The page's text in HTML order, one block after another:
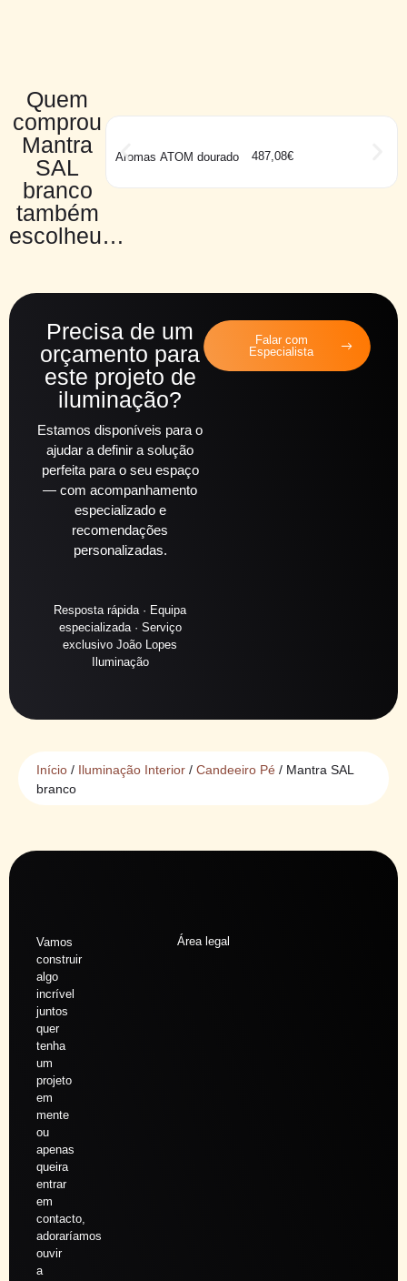
Quem
comprou
Mantra
SAL
branco
também
escolheu…
Aromas ATOM dourado 487,08€
Precisa de um
orçamento para
este projeto de
iluminação?
Estamos disponíveis para o
ajudar a definir a solução
perfeita para o seu espaço
— com acompanhamento
especializado e
recomendações
personalizadas.
Resposta rápida · Equipa
especializada · Serviço
exclusivo João Lopes
Iluminação
Falar com
Especialista
Início / Iluminação Interior / Candeeiro Pé / Mantra SAL
branco
Vamos
construir
algo
incrível
juntos
quer
tenha
um
projeto
em
mente
ou
apenas
queira
entrar
em
contacto,
adoraríamos
ouvir
a
Área legal